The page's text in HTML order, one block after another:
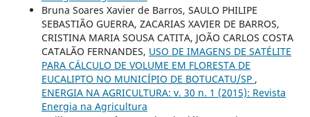
Bruna Soares Xavier de Barros, SAULO PHILIPE
SEBASTIÃO GUERRA, ZACARIAS XAVIER DE BARROS,
CRISTINA MARIA SOUSA CATITA, JOÃO CARLOS COSTA
CATALÃO FERNANDES, USO DE IMAGENS DE SATÉLITE
PARA CÁLCULO DE VOLUME EM FLORESTA DE
EUCALIPTO NO MUNICÍPIO DE BOTUCATU/SP ,
ENERGIA NA AGRICULTURA: v. 30 n. 1 (2015): Revista
Energia na Agricultura